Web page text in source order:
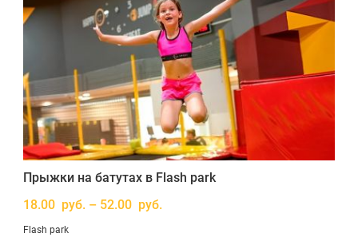
Прыжки на батутах в Flash park
18.00 руб. – 52.00 руб.
Flash park